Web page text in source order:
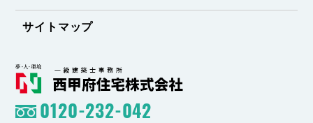
サイトマップ
0120-232-042